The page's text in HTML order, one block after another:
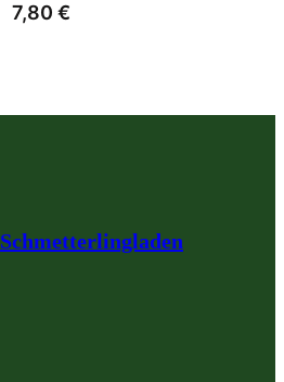
7,80 €
Schmetterlingladen